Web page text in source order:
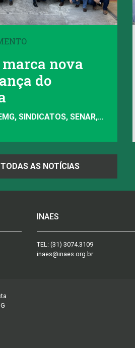
nova
do
SINDICATOS, SENAR,
AS NOTÍCIAS
INAES
TEL: (31) 3074.3109
inaes@inaes.org.br